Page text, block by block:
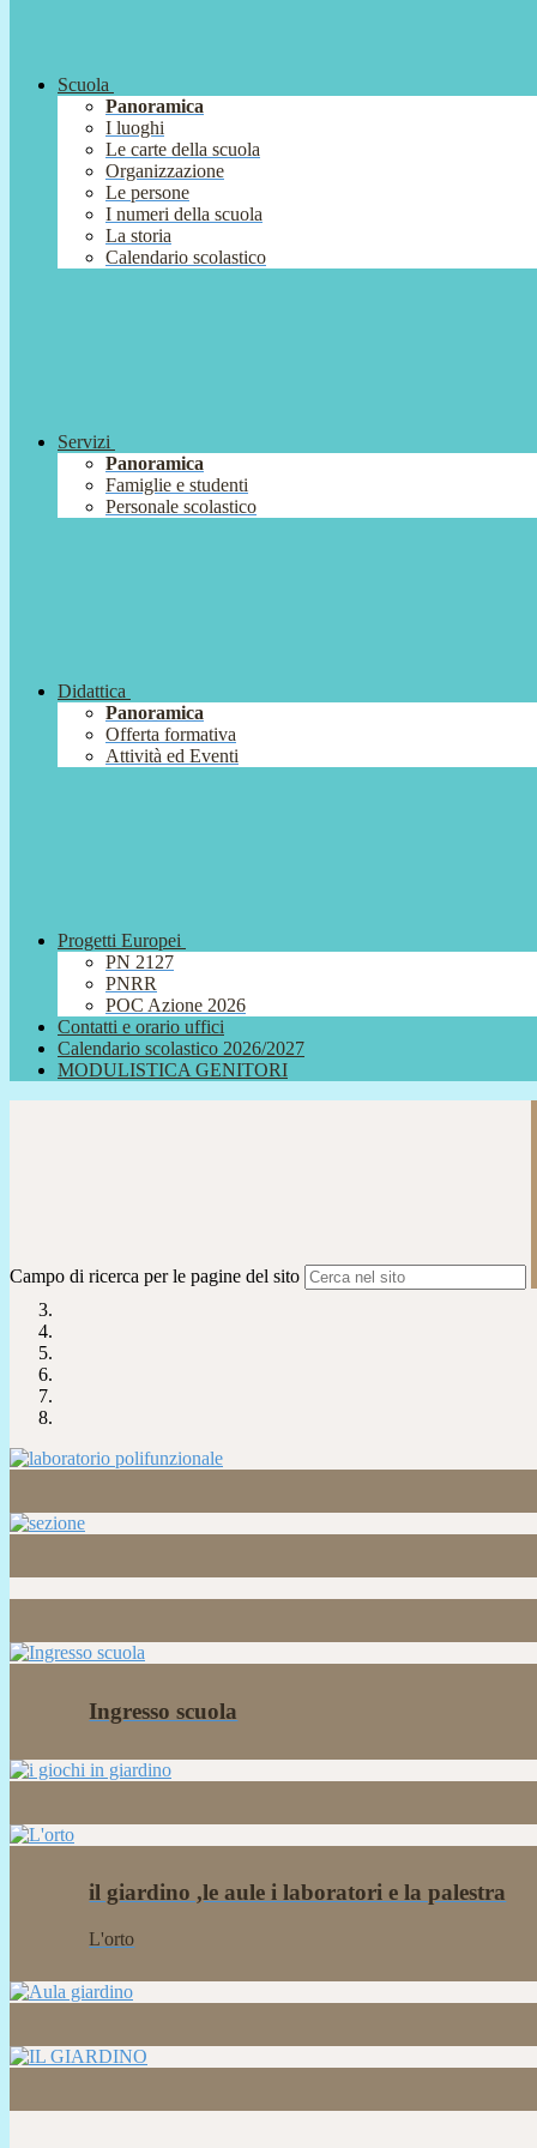
Scuola
Panoramica
I luoghi
Le carte della scuola
Organizzazione
Le persone
I numeri della scuola
La storia
Calendario scolastico
Servizi
Panoramica
Famiglie e studenti
Personale scolastico
Didattica
Panoramica
Offerta formativa
Attività ed Eventi
Progetti Europei
PN 2127
PNRR
POC Azione 2026
Contatti e orario uffici
Calendario scolastico 2026/2027
MODULISTICA GENITORI
Campo di ricerca per le pagine del sito
Ingresso scuola
il giardino ,le aule i laboratori e la palestra
L'orto